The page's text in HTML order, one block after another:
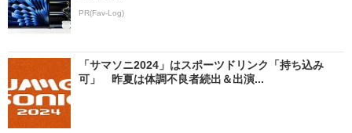
PR(Fav-Log)
「サマソニ2024」はスポーツドリンク「持ち込み
可」 昨夏は体調不良者続出＆出演...